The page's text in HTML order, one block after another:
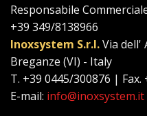
Responsabile
+39 349/8138966
Inoxsystem S.r.l.Via dell'
Breganze (VI) - Italy
T. +39 0445/300876 | Fax.
E-mail: info@inoxsystem.it